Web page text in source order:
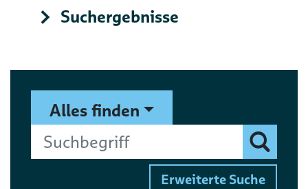
Suchergebnisse
Suchformular
Alles finden
Suchbegriff
Finden
Erweiterte Suche